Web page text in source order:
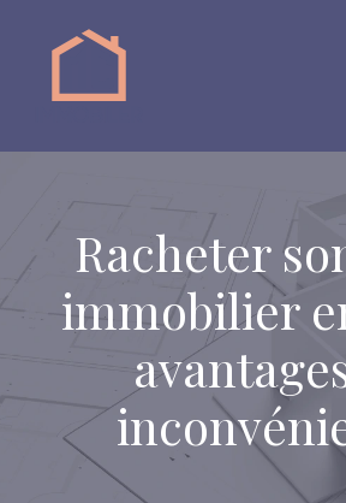
Racheter
immobilier